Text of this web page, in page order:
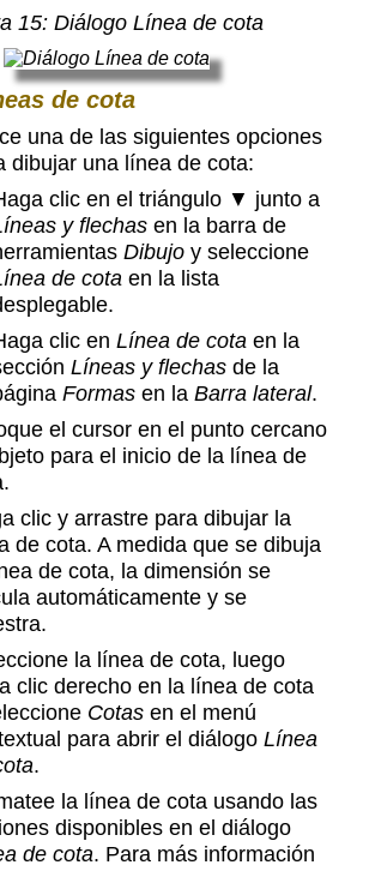
15: Diálogo Línea de cota
de cota
una de las siguientes opciones
dibujar una línea de cota:
clic en el triángulo ▼ junto a
y flechas en la barra de
Dibujo y seleccione
de cota en la lista
clic en Línea de cota en la
Líneas y flechas de la
Formas en la Barra lateral.
el cursor en el punto cercano
para el inicio de la línea de
clic y arrastre para dibujar la
de cota. A medida que se dibuja
de cota, la dimensión se
automáticamente y se
la línea de cota, luego
clic derecho en la línea de cota
Cotas en el menú
para abrir el diálogo Línea
.
la línea de cota usando las
disponibles en el diálogo
de cota. Para más información